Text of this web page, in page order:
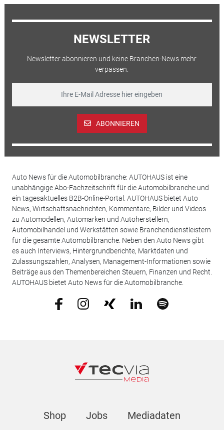
NEWSLETTER
Newsletter abonnieren und keine Branchen-News mehr
verpassen.
ABONNIEREN
Auto News für die Automobilbranche: AUTOHAUS ist eine
unabhängige Abo-Fachzeitschrift für die Automobilbranche und
ein tagesaktuelles B2B-Online-Portal. AUTOHAUS bietet Auto
News, Wirtschaftsnachrichten, Kommentare, Bilder und Videos
zu Automodellen, Automarken und Autoherstellern,
Automobilhandel und Werkstätten sowie Branchendienstleistern
für die gesamte Automobilbranche. Neben den Auto News gibt
es auch Interviews, Hintergrundberichte, Marktdaten und
Zulassungszahlen, Analysen, Management-Informationen sowie
Beiträge aus den Themenbereichen Steuern, Finanzen und Recht.
AUTOHAUS bietet Auto News für die Automobilbranche.
Shop Jobs Mediadaten